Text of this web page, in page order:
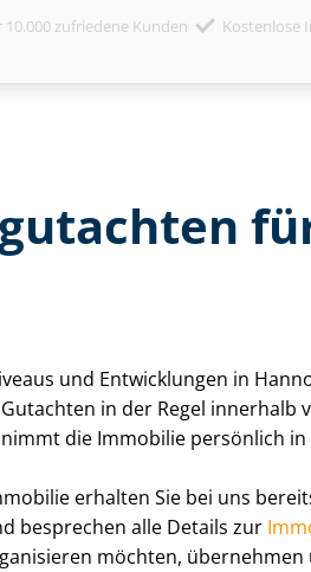
10.000 zufriedene Kunden Kostenlose
und Entwicklungen in
in der Regel innerhalb
die Immobilie persönlich
erhalten Sie bei uns
besprechen alle Details zur
möchten,